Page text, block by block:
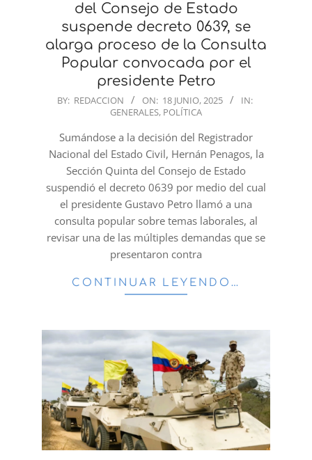
del Consejo de Estado
suspende decreto 0639, se
alarga proceso de la Consulta
Popular convocada por el
presidente Petro
2025-
BY: REDACCION ON: 18 JUNIO, 2025
IN:
GENERALES, POLÍTICA
Sumándose a la decisión del Registrador
Nacional del Estado Civil, Hernán Penagos, la
Sección Quinta del Consejo de Estado
suspendió el decreto 0639 por medio del cual
el presidente Gustavo Petro llamó a una
consulta popular sobre temas laborales, al
revisar una de las múltiples demandas que se
presentaron contra
CONTINUAR LEYENDO…